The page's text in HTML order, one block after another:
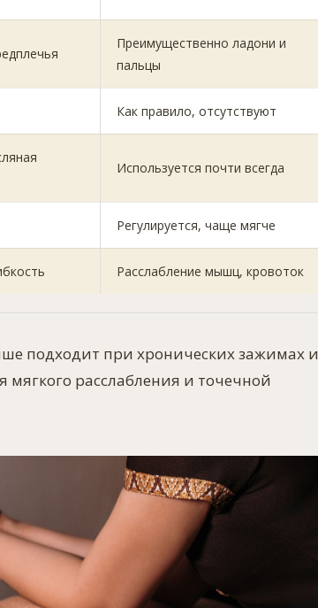
Преимущественно ладони и
пальцы
Как правило, отсутствуют
Используется почти всегда
Регулируется, чаще мягче
Расслабление мышц, кровоток
подходит при хронических зажимах и
расслабления и точечной